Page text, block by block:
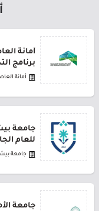
أمانة
برنامج
أمانة
جامعة
للعام
جامعة
جامعة